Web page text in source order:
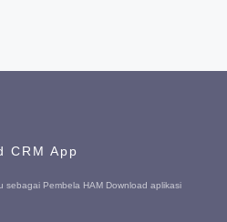
CRM App
sebagai Pembela HAM Download aplikasi